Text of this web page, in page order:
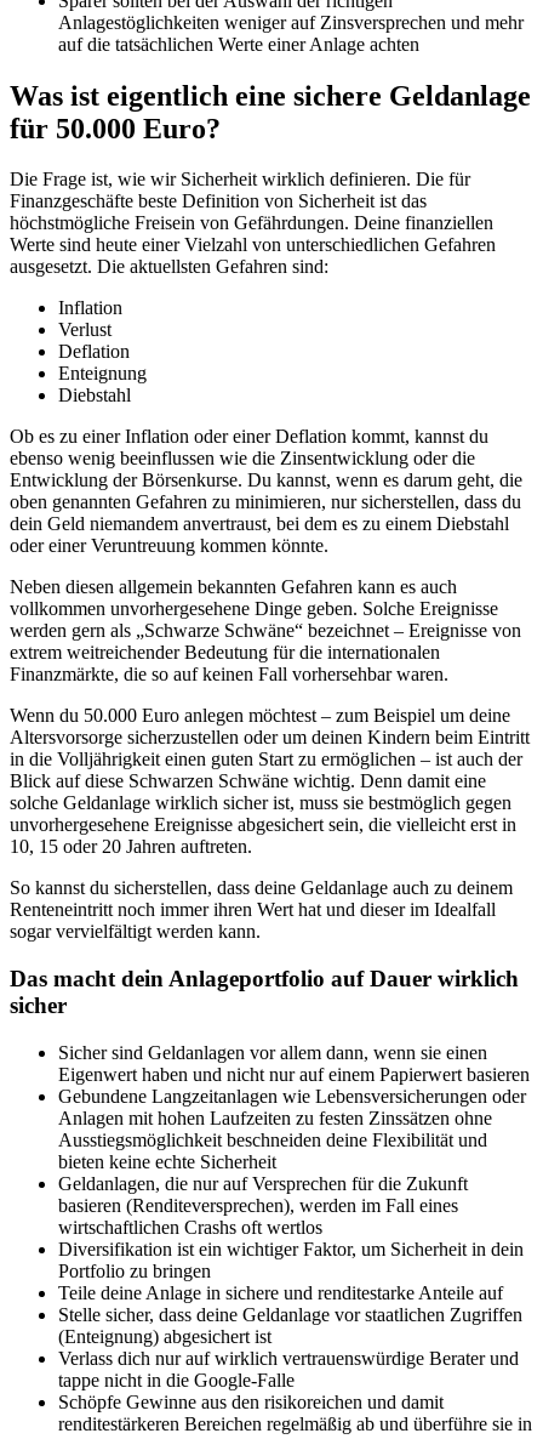
Anlagestöglichkeiten weniger auf Zinsversprechen und mehr
auf die tatsächlichen Werte einer Anlage achten
Was ist eigentlich eine sichere Geldanlage
für 50.000 Euro?
Die Frage ist, wie wir Sicherheit wirklich definieren. Die für
Finanzgeschäfte beste Definition von Sicherheit ist das
höchstmögliche Freisein von Gefährdungen. Deine finanziellen
Werte sind heute einer Vielzahl von unterschiedlichen Gefahren
ausgesetzt. Die aktuellsten Gefahren sind:
Inflation
Verlust
Deflation
Enteignung
Diebstahl
Ob es zu einer Inflation oder einer Deflation kommt, kannst du
ebenso wenig beeinflussen wie die Zinsentwicklung oder die
Entwicklung der Börsenkurse. Du kannst, wenn es darum geht, die
oben genannten Gefahren zu minimieren, nur sicherstellen, dass du
dein Geld niemandem anvertraust, bei dem es zu einem Diebstahl
oder einer Veruntreuung kommen könnte.
Neben diesen allgemein bekannten Gefahren kann es auch
vollkommen unvorhergesehene Dinge geben. Solche Ereignisse
werden gern als „Schwarze Schwäne“ bezeichnet – Ereignisse von
extrem weitreichender Bedeutung für die internationalen
Finanzmärkte, die so auf keinen Fall vorhersehbar waren.
Wenn du 50.000 Euro anlegen möchtest – zum Beispiel um deine
Altersvorsorge sicherzustellen oder um deinen Kindern beim Eintritt
in die Volljährigkeit einen guten Start zu ermöglichen – ist auch der
Blick auf diese Schwarzen Schwäne wichtig. Denn damit eine
solche Geldanlage wirklich sicher ist, muss sie bestmöglich gegen
unvorhergesehene Ereignisse abgesichert sein, die vielleicht erst in
10, 15 oder 20 Jahren auftreten.
So kannst du sicherstellen, dass deine Geldanlage auch zu deinem
Renteneintritt noch immer ihren Wert hat und dieser im Idealfall
sogar vervielfältigt werden kann.
Das macht dein Anlageportfolio auf Dauer wirklich
sicher
Sicher sind Geldanlagen vor allem dann, wenn sie einen
Eigenwert haben und nicht nur auf einem Papierwert basieren
Gebundene Langzeitanlagen wie Lebensversicherungen oder
Anlagen mit hohen Laufzeiten zu festen Zinssätzen ohne
Ausstiegsmöglichkeit beschneiden deine Flexibilität und
bieten keine echte Sicherheit
Geldanlagen, die nur auf Versprechen für die Zukunft
basieren (Renditeversprechen), werden im Fall eines
wirtschaftlichen Crashs oft wertlos
Diversifikation ist ein wichtiger Faktor, um Sicherheit in dein
Portfolio zu bringen
Teile deine Anlage in sichere und renditestarke Anteile auf
Stelle sicher, dass deine Geldanlage vor staatlichen Zugriffen
(Enteignung) abgesichert ist
Verlass dich nur auf wirklich vertrauenswürdige Berater und
tappe nicht in die Google-Falle
Schöpfe Gewinne aus den risikoreichen und damit
renditestärkeren Bereichen regelmäßig ab und überführe sie in